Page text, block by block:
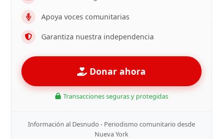
Apoya voces comunitarias
Garantiza nuestra independencia
Donar ahora
Transacciones seguras y protegidas
Información al Desnudo - Periodismo comunitario desde
Nueva York